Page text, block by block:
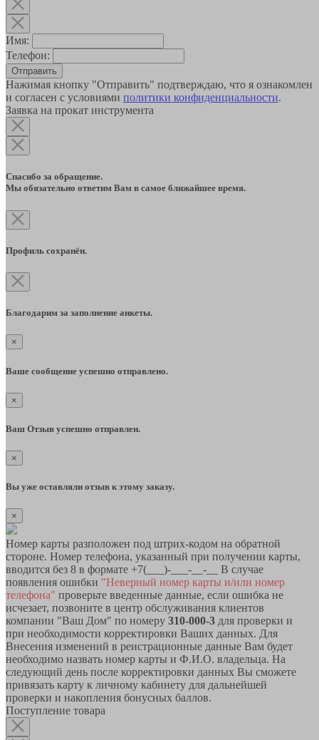
Имя:
Телефон:
Отправить
Нажимая кнопку "Отправить" подтверждаю, что я ознакомлен
и согласен с условиями политики конфиденциальности.
Заявка на прокат инструмента
Спасибо за обращение.
Мы обязательно ответим Вам в самое ближайшее время.
Профиль сохранён.
Благодарим за заполнение анкеты.
×
Ваше сообщение успешно отправлено.
×
Ваш Отзыв успешно отправлен.
×
Вы уже оставляли отзыв к этому заказу.
×
Номер карты разположен под штрих-кодом на обратной
стороне. Номер телефона, указанный при получении карты,
вводится без 8 в формате +7(___)-___-__-__ В случае
появления ошибки "Неверный номер карты и/или номер
телефона" проверьте введенные данные, если ошибка не
исчезает, позвоните в центр обслуживания клиентов
компании "Ваш Дом" по номеру 310-000-3 для проверки и
при необходимости корректировки Ваших данных. Для
Внесения изменений в реистрационные данные Вам будет
необходимо назвать номер карты и Ф.И.О. владельца. На
следующий день после корректировки данных Вы сможете
привязать карту к личному кабинету для дальнейшей
проверки и накопления бонусных баллов.
Поступление товара